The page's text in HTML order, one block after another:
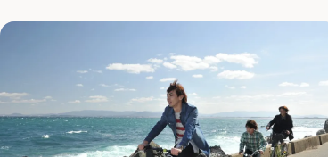
ターで立ち飲みすることを福岡のように「角打ち」
と呼ばないエリアも多いよう...